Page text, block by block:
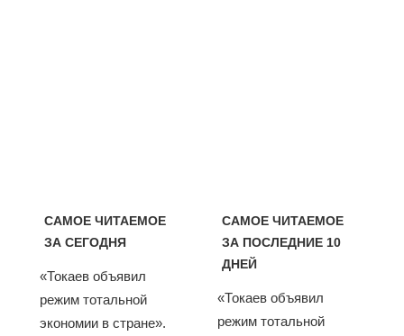
САМОЕ ЧИТАЕМОЕ
ЗА СЕГОДНЯ
«Токаев объявил
режим тотальной
экономии в стране».
САМОЕ ЧИТАЕМОЕ
ЗА ПОСЛЕДНИЕ 10
ДНЕЙ
«Токаев объявил
режим тотальной